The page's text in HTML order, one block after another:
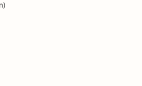
Farm-to-Table